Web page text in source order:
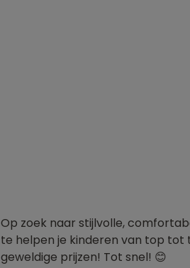
Op zoek naar stijlvolle,
te helpen je kinderen van top tot
geweldige prijzen! Tot snel! 😊